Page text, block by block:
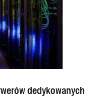
dedykowanych